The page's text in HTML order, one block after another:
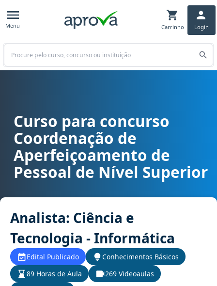
Menu Carrinho Login
Buscar
Curso para concurso CAPES - Coordenação de Aperfeiçoamento
Curso para concurso
Coordenação de
Aperfeiçoamento de
Pessoal de Nível Superior
Analista: Ciência e
Tecnologia - Informática
Edital Publicado
Conhecimentos Básicos
89 Horas de Aula
269 Videoaulas